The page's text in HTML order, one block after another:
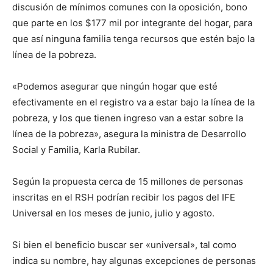
discusión de mínimos comunes con la oposición, bono
que parte en los $177 mil por integrante del hogar, para
que así ninguna familia tenga recursos que estén bajo la
línea de la pobreza.
«Podemos asegurar que ningún hogar que esté
efectivamente en el registro va a estar bajo la línea de la
pobreza, y los que tienen ingreso van a estar sobre la
línea de la pobreza», asegura la ministra de Desarrollo
Social y Familia, Karla Rubilar.
Según la propuesta cerca de 15 millones de personas
inscritas en el RSH podrían recibir los pagos del IFE
Universal en los meses de junio, julio y agosto.
Si bien el beneficio buscar ser «universal», tal como
indica su nombre, hay algunas excepciones de personas